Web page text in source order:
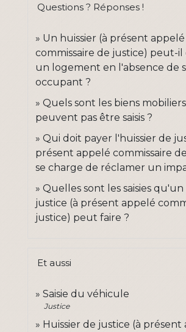
Questions ? Réponses !
Un huissier (à présent appelé
commissaire de justice) peut-
un logement en l'absence de
occupant ?
Quels sont les biens
peuvent pas être saisis ?
Qui doit payer l'huissier de
présent appelé commissaire
se charge de réclamer un
Quelles sont les saisies qu'un
justice (à présent appelé
justice) peut faire ?
Et aussi
Saisie du véhicule
Justice
Huissier de justice (à présent